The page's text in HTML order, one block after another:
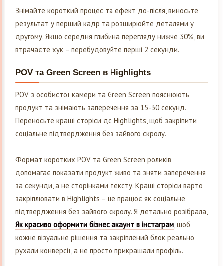
Знімайте короткий процес та ефект до-після, виносьте
результат у перший кадр та розширюйте деталями у
другому. Якщо середня глибина перегляду нижче 30%, ви
втрачаєте хук – перебудовуйте перші 2 секунди.
POV та Green Screen в Highlights
POV з особистої камери та Green Screen пояснюють
продукт та знімають заперечення за 15-30 секунд.
Переносьте кращі сторіси до Highlights, щоб закріпити
соціальне підтвердження без зайвого скролу.
Формат коротких POV та Green Screen роликів
допомагає показати продукт живо та зняти заперечення
за секунди, а не сторінками тексту. Кращі сторіси варто
закріплювати в Highlights – це працює як соціальне
підтвердження без зайвого скролу. Я детально розібрала,
Як красиво оформити бізнес акаунт в інстаграм, щоб
кожне візуальне рішення та закріплений блок реально
рухали конверсії, а не просто прикрашали профіль.